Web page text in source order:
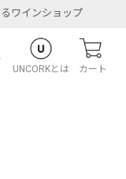
ワインショップ
UNCORKとは カート